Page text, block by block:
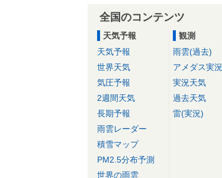
全国のコンテンツ
天気予報
天気予報
世界天気
気圧予報
2週間天気
長期予報
雨雲レーダー
積雪マップ
PM2.5分布予測
世界の雨雲
観測
雨雲(過去)
アメダス実況
実況天気
過去天気
雷(実況)